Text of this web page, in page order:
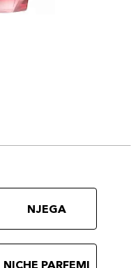
NJEGA
NICHE PARFEMI